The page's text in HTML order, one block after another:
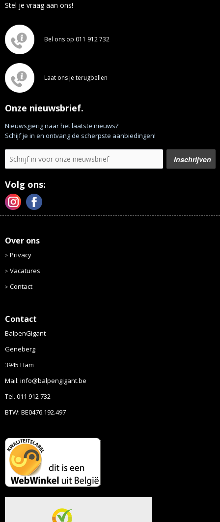
Stel je vraag aan ons!
Bel ons op 011 912 732
Laat ons je terugbellen
Onze nieuwsbrief.
Nieuwsgierig naar het laatste nieuws?
Schijf je in en ontvang de scherpste aanbiedingen!
Volg ons:
Over ons
Privacy
Vacatures
Contact
Contact
BalpenGigant
Geneberg
3945 Ham
Mail: info@balpengigant.be
Tel. 011 912 732
BTW: BE0476.192.497